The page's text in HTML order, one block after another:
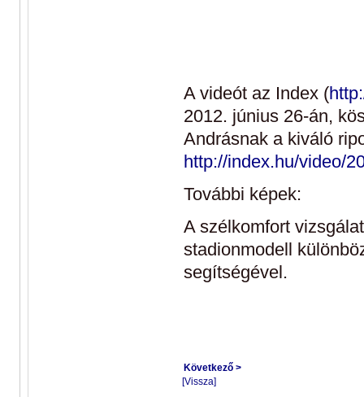
A videót az Index (
2012. június 26-án,
Andrásnak a kiváló
http://index.hu/video/
További képek:
A szélkomfort
stadionmodell
segítségével.
Következő >
[Vissza]